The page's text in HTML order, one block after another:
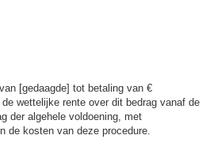
[gedaagde] tot betaling van €
wettelijke rente over dit bedrag vanaf de
der algehele voldoening, met
de kosten van deze procedure.